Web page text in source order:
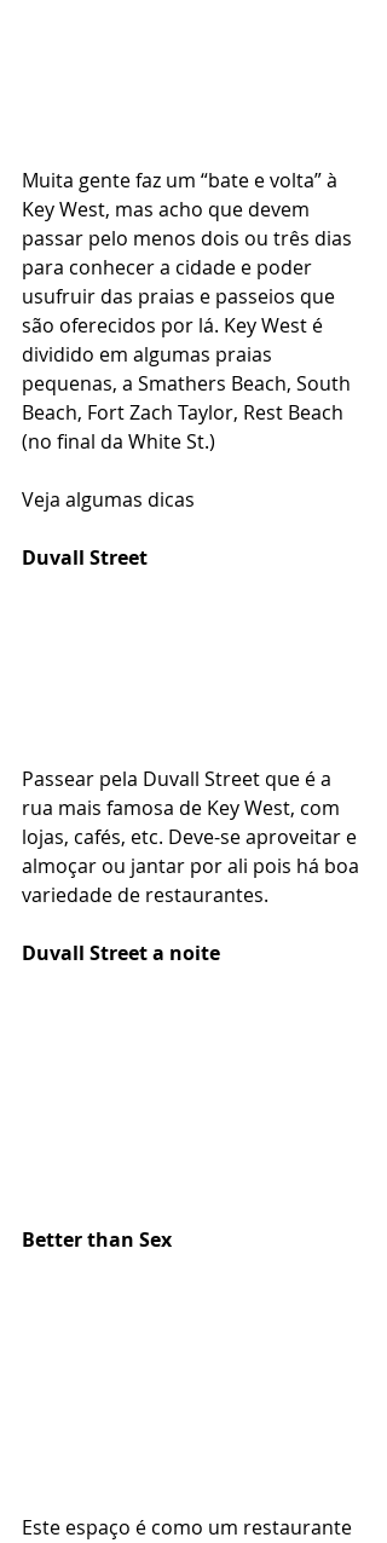
Muita gente faz um “bate e volta” à
Key West, mas acho que devem
passar pelo menos dois ou três dias
para conhecer a cidade e poder
usufruir das praias e passeios que
são oferecidos por lá. Key West é
dividido em algumas praias
pequenas, a Smathers Beach, South
Beach, Fort Zach Taylor, Rest Beach
(no final da White St.)
Veja algumas dicas
Duvall Street
Passear pela Duvall Street que é a
rua mais famosa de Key West, com
lojas, cafés, etc. Deve-se aproveitar e
almoçar ou jantar por ali pois há boa
variedade de restaurantes.
Duvall Street a noite
Better than Sex
Este espaço é como um restaurante